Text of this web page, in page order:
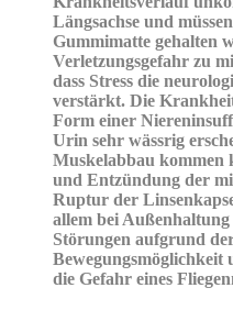
Längsachse und
Gummimatte gehalten
Verletzungsgefahr zu
dass Stress die
verstärkt. Die
Form einer
Urin sehr wässrig
Muskelabbau
und Entzündung der
Ruptur der
allem bei Außenhaltung
Störungen aufgrund
die Gefahr eines